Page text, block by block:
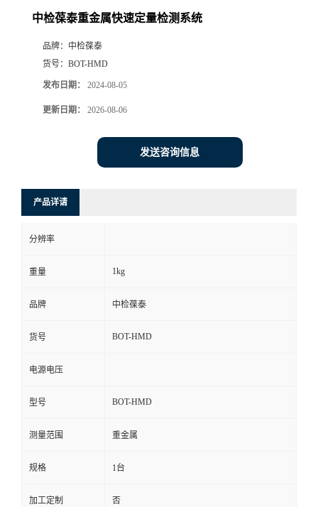
中检葆泰重金属快速定量检测系统
品牌： 中检葆泰
货号： BOT-HMD
发布日期： 2024-08-05
更新日期： 2026-08-06
发送咨询信息
产品详请
分辨率
重量 1kg
品牌 中检葆泰
货号 BOT-HMD
电源电压
型号 BOT-HMD
测量范围 重金属
规格 1台
加工定制 否